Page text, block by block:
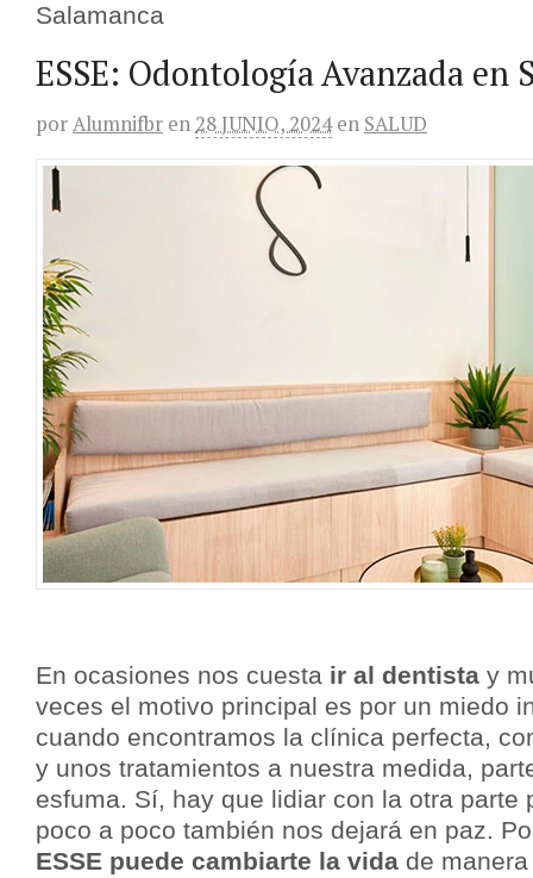
Salamanca
ESSE: Odontología Avanzada en
porAlumnifbr en 28 JUNIO, 2024 en SALUD
En ocasiones nos cuesta ir al dentista y
veces el motivo principal es por un miedo
cuando encontramos la clínica perfecta,
y unos tratamientos a nuestra medida,
esfuma. Sí, hay que lidiar con la otra parte
poco a poco también nos dejará en paz.
ESSE puede cambiarte la vida de